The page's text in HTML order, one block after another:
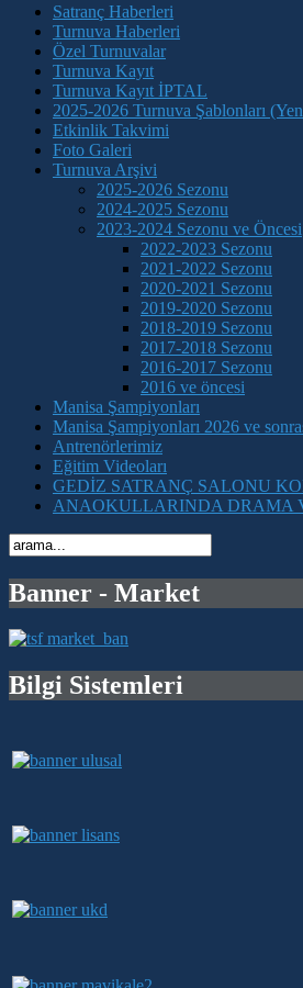
Satranç Haberleri
Turnuva Haberleri
Özel Turnuvalar
Turnuva Kayıt
Turnuva Kayıt İPTAL
2025-2026 Turnuva Şablonları
Etkinlik Takvimi
Foto Galeri
Turnuva Arşivi
2025-2026 Sezonu
2024-2025 Sezonu
2023-2024 Sezonu ve Öncesi
2022-2023 Sezonu
2021-2022 Sezonu
2020-2021 Sezonu
2019-2020 Sezonu
2018-2019 Sezonu
2017-2018 Sezonu
2016-2017 Sezonu
2016 ve öncesi
Manisa Şampiyonları
Manisa Şampiyonları 2026 ve
Antrenörlerimiz
Eğitim Videoları
GEDİZ SATRANÇ SALONU
ANAOKULLARINDA DRAMA
Banner - Market
Bilgi Sistemleri